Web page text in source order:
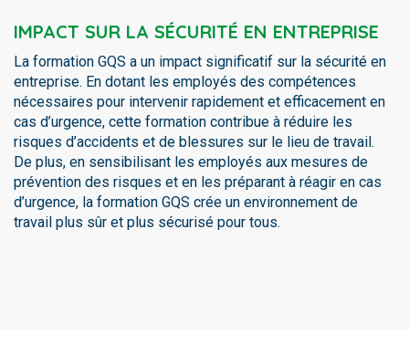
IMPACT SUR LA SÉCURITÉ EN ENTREPRISE
La formation GQS a un impact significatif sur la sécurité en
entreprise. En dotant les employés des compétences
nécessaires pour intervenir rapidement et efficacement en
cas d’urgence, cette formation contribue à réduire les
risques d’accidents et de blessures sur le lieu de travail.
De plus, en sensibilisant les employés aux mesures de
prévention des risques et en les préparant à réagir en cas
d’urgence, la formation GQS crée un environnement de
travail plus sûr et plus sécurisé pour tous.